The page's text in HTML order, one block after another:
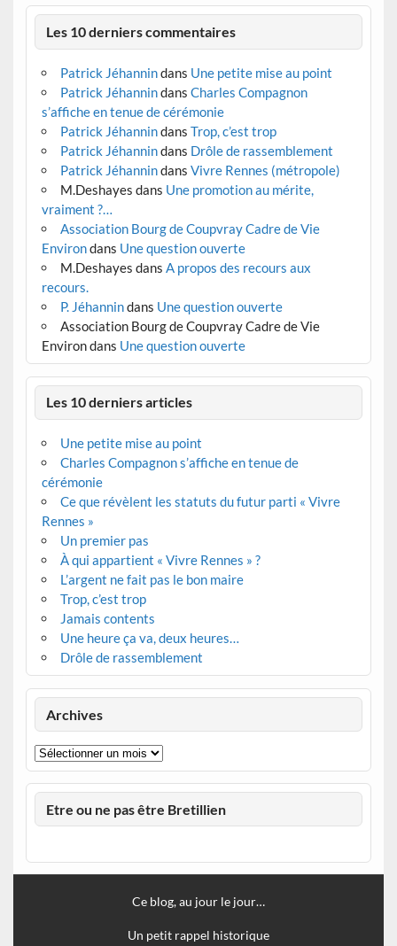
Les 10 derniers commentaires
Patrick Jéhannindans Une petite mise au point
Patrick Jéhannindans Charles Compagnon
s’affiche en tenue de cérémonie
Patrick Jéhannindans Trop, c’est trop
Patrick Jéhannindans Drôle de rassemblement
Patrick Jéhannindans Vivre Rennes (métropole)
M.Deshayes dans Une promotion au mérite,
vraiment ?…
Association Bourg de Coupvray Cadre de Vie
Environdans Une question ouverte
M.Deshayes dans A propos des recours aux
recours.
P. Jéhannindans Une question ouverte
Association Bourg de Coupvray Cadre de Vie
Environdans Une question ouverte
Les 10 derniers articles
Une petite mise au point
Charles Compagnon s’affiche en tenue de
cérémonie
Ce que révèlent les statuts du futur parti « Vivre
Rennes »
Un premier pas
À qui appartient « Vivre Rennes » ?
L’argent ne fait pas le bon maire
Trop, c’est trop
Jamais contents
Une heure ça va, deux heures…
Drôle de rassemblement
Archives
Archives
Etre ou ne pas être Bretillien
Ce blog, au jour le jour…
Un petit rappel historique